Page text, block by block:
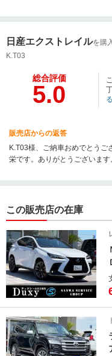
日産エクストレイルを購
K.T03
総合評価
5.0
る
販売店からの返答
K.T03様、ご納車おめでとう
栄です。ありがとうございま
車種が新車でお値打ちにご用
しますね笑。今後ともご贔屓
この販売店の在庫